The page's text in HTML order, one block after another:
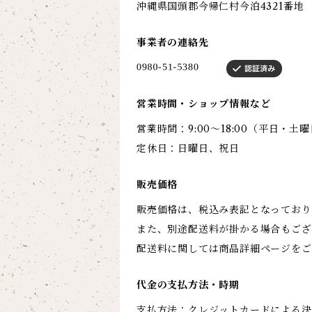
沖縄県国頭郡今帰仁村今泊4321番地
事業者の連絡先
営業時間・ショップ情報など
営業時間：9:00～18:00（平日・土曜
定休日：日曜日、祝日
販売価格
販売価格は、税込み表記となってお
また、別途配送料が掛かる場合もご
配送料に関しては商品詳細ページを
代金の支払方法・時期